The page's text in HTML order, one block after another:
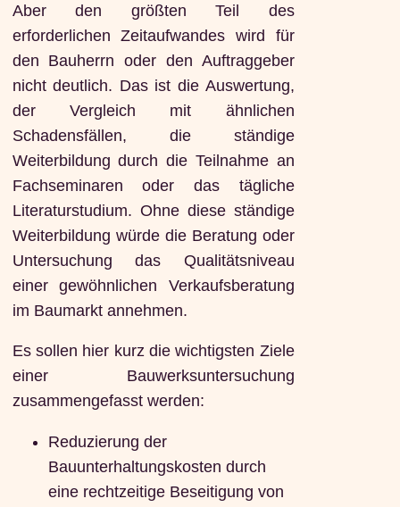
Aber den größten Teil des
erforderlichen Zeitaufwandes wird für
den Bauherrn oder den Auftraggeber
nicht deutlich. Das ist die Auswertung,
der Vergleich mit ähnlichen
Schadensfällen, die ständige
Weiterbildung durch die Teilnahme an
Fachseminaren oder das tägliche
Literaturstudium. Ohne diese ständige
Weiterbildung würde die Beratung oder
Untersuchung das Qualitätsniveau
einer gewöhnlichen Verkaufsberatung
im Baumarkt annehmen.
Es sollen hier kurz die wichtigsten Ziele
einer Bauwerksuntersuchung
zusammengefasst werden:
Reduzierung der
Bauunterhaltungskosten durch
eine rechtzeitige Beseitigung von